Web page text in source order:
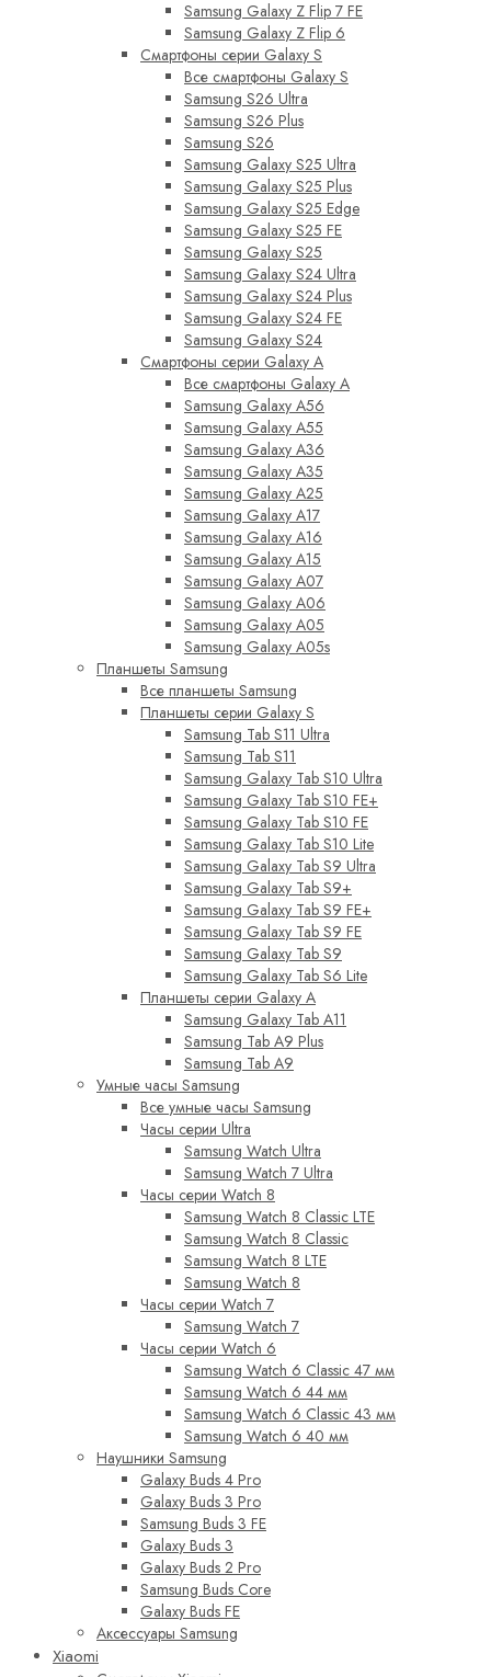
Samsung Galaxy Z Flip 7 FE
Samsung Galaxy Z Flip 6
Смартфоны серии Galaxy S
Все смартфоны Galaxy S
Samsung S26 Ultra
Samsung S26 Plus
Samsung S26
Samsung Galaxy S25 Ultra
Samsung Galaxy S25 Plus
Samsung Galaxy S25 Edge
Samsung Galaxy S25 FE
Samsung Galaxy S25
Samsung Galaxy S24 Ultra
Samsung Galaxy S24 Plus
Samsung Galaxy S24 FE
Samsung Galaxy S24
Смартфоны серии Galaxy A
Все смартфоны Galaxy A
Samsung Galaxy A56
Samsung Galaxy A55
Samsung Galaxy A36
Samsung Galaxy A35
Samsung Galaxy A25
Samsung Galaxy A17
Samsung Galaxy A16
Samsung Galaxy A15
Samsung Galaxy A07
Samsung Galaxy A06
Samsung Galaxy A05
Samsung Galaxy A05s
Планшеты Samsung
Все планшеты Samsung
Планшеты серии Galaxy S
Samsung Tab S11 Ultra
Samsung Tab S11
Samsung Galaxy Tab S10 Ultra
Samsung Galaxy Tab S10 FE+
Samsung Galaxy Tab S10 FE
Samsung Galaxy Tab S10 Lite
Samsung Galaxy Tab S9 Ultra
Samsung Galaxy Tab S9+
Samsung Galaxy Tab S9 FE+
Samsung Galaxy Tab S9 FE
Samsung Galaxy Tab S9
Samsung Galaxy Tab S6 Lite
Планшеты серии Galaxy A
Samsung Galaxy Tab A11
Samsung Tab A9 Plus
Samsung Tab A9
Умные часы Samsung
Все умные часы Samsung
Часы серии Ultra
Samsung Watch Ultra
Samsung Watch 7 Ultra
Часы серии Watch 8
Samsung Watch 8 Classic LTE
Samsung Watch 8 Classic
Samsung Watch 8 LTE
Samsung Watch 8
Часы серии Watch 7
Samsung Watch 7
Часы серии Watch 6
Samsung Watch 6 Classic 47 мм
Samsung Watch 6 44 мм
Samsung Watch 6 Classic 43 мм
Samsung Watch 6 40 мм
Наушники Samsung
Galaxy Buds 4 Pro
Galaxy Buds 3 Pro
Samsung Buds 3 FE
Galaxy Buds 3
Galaxy Buds 2 Pro
Samsung Buds Core
Galaxy Buds FE
Аксессуары Samsung
Xiaomi